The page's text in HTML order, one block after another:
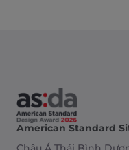
American Standard